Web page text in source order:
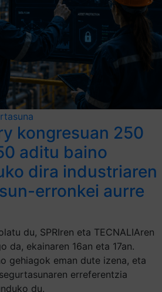
kongresuan 250
aditu baino
dira industriaren
erronkei aurre
du, SPRIren eta TECNALIAren
da, ekainaren 16an eta 17an.
gehiagok eman dute izena, eta
erreferentzia
du.